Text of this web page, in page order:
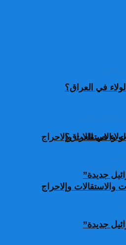
في العراق؟
وإلاحراج
جديدة”
في العراق؟
وإلاحراج
جديدة”